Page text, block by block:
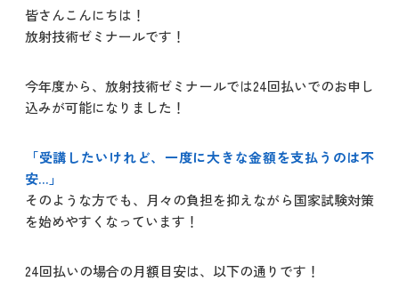
皆さんこんにちは！
放射技術ゼミナールです！
今年度から、放射技術ゼミナールでは24回払いでのお申し
込みが可能になりました！
「受講したいけれど、一度に大きな金額を支払うのは不
安…」
そのような方でも、月々の負担を抑えながら国家試験対策
を始めやすくなっています！
24回払いの場合の月額目安は、以下の通りです！